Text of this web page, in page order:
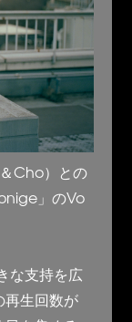
Cho）との
」のVo
な支持を広
生回数が